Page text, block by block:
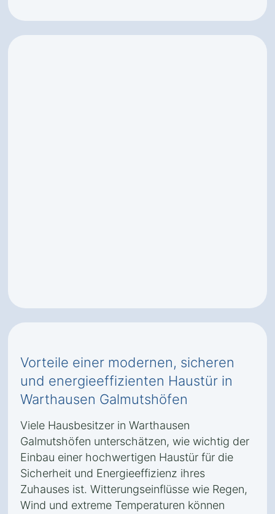
Vorteile einer modernen, sicheren
und energieeffizienten Haustür in
Warthausen Galmutshöfen
Viele Hausbesitzer in Warthausen
Galmutshöfen unterschätzen, wie wichtig der
Einbau einer hochwertigen Haustür für die
Sicherheit und Energieeffizienz ihres
Zuhauses ist. Witterungseinflüsse wie Regen,
Wind und extreme Temperaturen können